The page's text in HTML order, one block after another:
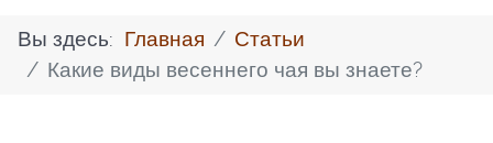
Вы здесь: Главная
Статьи
Какие виды весеннего чая вы знаете?